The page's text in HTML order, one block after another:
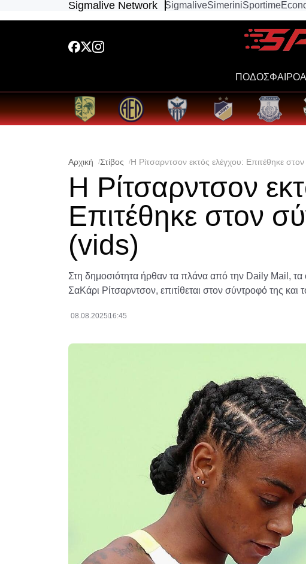
Sigmalive Network SigmaliveSimeriniSportime
ΠΟΔΟΣΦΑΙΡΟ
Αρχική Στίβος Η Ρίτσαρντσον εκτός ελέγχου: Επιτέθηκε
Η Ρίτσαρντσον
Επιτέθηκε στον
(vids)
Στη δημοσιότητα ήρθαν τα πλάνα από την Daily Mail, τα
ΣαΚάρι Ρίτσαρντσον, επιτίθεται στον σύντροφό της
08.08.2025 16:45